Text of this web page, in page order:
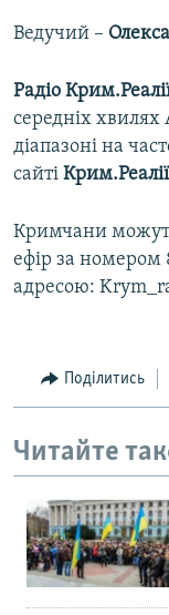
Ведучий –
Радіо
середніх хвилях
діапазоні на
сайті Крим.Реалії
Кримчани
ефір за номером
адресою:
Поділитись
Читайте